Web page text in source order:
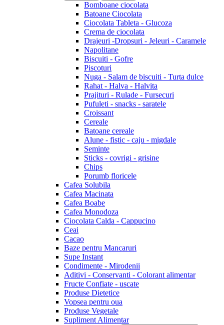
Bomboane ciocolata
Batoane Ciocolata
Ciocolata Tableta - Glucoza
Crema de ciocolata
Drajeuri -Dropsuri - Jeleuri - Caramele
Napolitane
Biscuiti - Gofre
Piscoturi
Nuga - Salam de biscuiti - Turta dulce
Rahat - Halva - Halvita
Prajituri - Rulade - Fursecuri
Pufuleti - snacks - saratele
Croissant
Cereale
Batoane cereale
Alune - fistic - caju - migdale
Seminte
Sticks - covrigi - grisine
Chips
Porumb floricele
Cafea Solubila
Cafea Macinata
Cafea Boabe
Cafea Monodoza
Ciocolata Calda - Cappucino
Ceai
Cacao
Baze pentru Mancaruri
Supe Instant
Condimente - Mirodenii
Aditivi - Conservanti - Colorant alimentar
Fructe Confiate - uscate
Produse Dietetice
Vopsea pentru oua
Produse Vegetale
Supliment Alimentar